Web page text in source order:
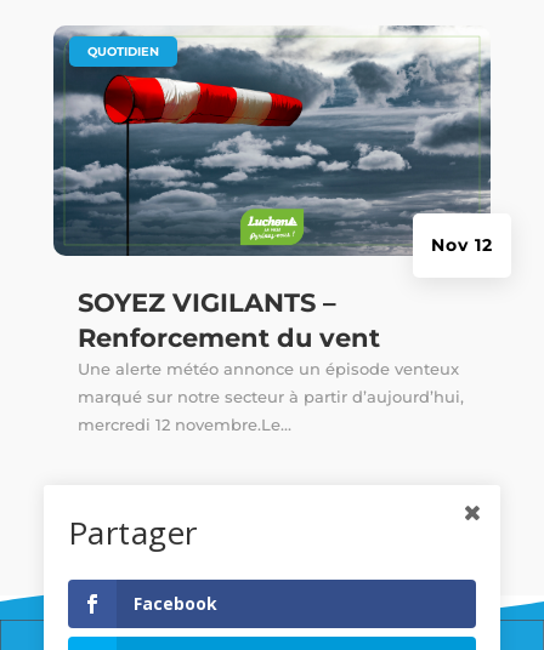
SOYEZ VIGILANTS –
Renforcement du vent
Nov 12
QUOTIDIEN
Une alerte météo annonce un épisode venteux
marqué sur notre secteur à partir d’aujourd’hui,
mercredi 12 novembre.Le...
Partager
Facebook